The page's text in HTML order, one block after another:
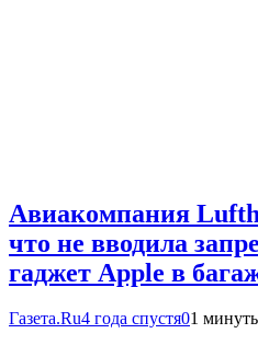
Авиакомпания
что не вводила
гаджет Apple в
Газета.Ru4 года спустя01